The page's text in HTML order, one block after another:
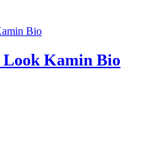
Kamin Bio